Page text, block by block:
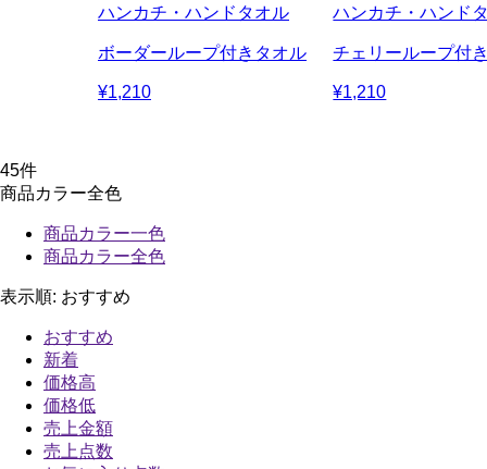
ハンカチ・ハンドタオル
ボーダーループ付きタオル
¥1,210
ハンカチ・ハンド
チェリーループ付
¥1,210
45件
商品カラー全色
商品カラー一色
商品カラー全色
表示順: おすすめ
おすすめ
新着
価格高
価格低
売上金額
売上点数